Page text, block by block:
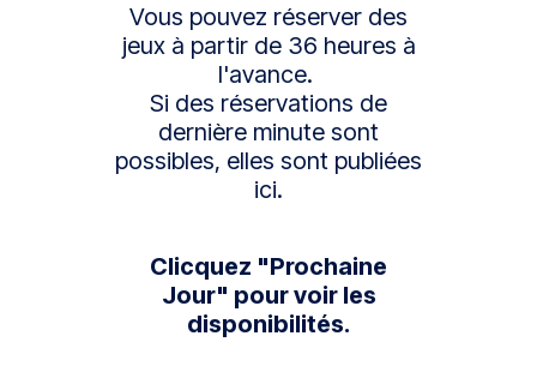
Vous pouvez réserver des
jeux à partir de 36 heures à
l'avance.
Si des réservations de
dernière minute sont
possibles, elles sont publiées
ici.
Clicquez "Prochaine
Jour" pour voir les
disponibilités.